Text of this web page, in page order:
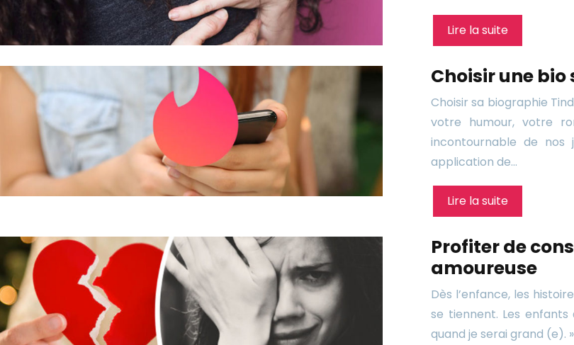
Lire la suite
Choisir une
Choisir sa biographie
votre humour, votre
incontournable de nos
application de…
Lire la suite
Profiter de
amoureuse
Dès l’enfance, les
se tiennent. Les
quand je serai grand (e).